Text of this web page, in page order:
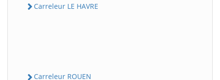
Carreleur LE HAVRE
Carreleur ROUEN